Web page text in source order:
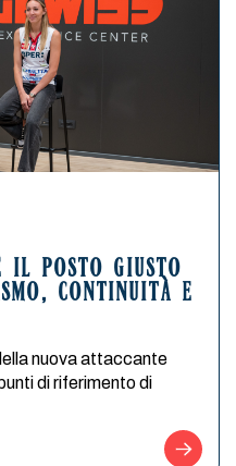
IL POSTO GIUSTO
CONTINUITÀ E
nuova attaccante
di riferimento di